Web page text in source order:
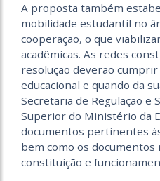
A proposta também
mobilidade estudantil no
cooperação, o que
acadêmicas. As redes
resolução deverão cumprir
educacional e quando da
Secretaria de Regulação e
Superior do Ministério da
documentos pertinentes
bem como os documentos
constituição e